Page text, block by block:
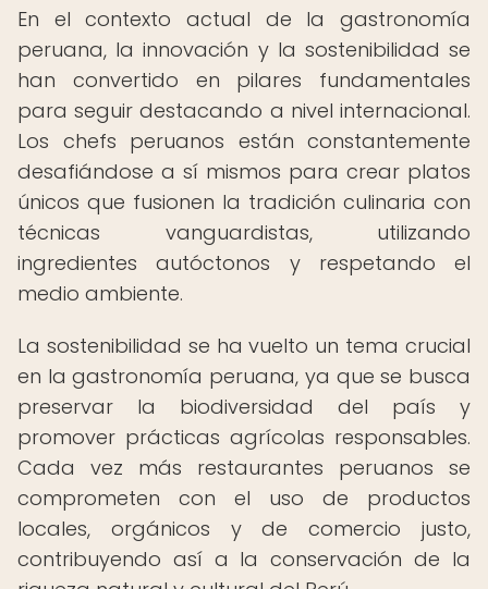
En el contexto actual de la gastronomía
peruana, la innovación y la sostenibilidad se
han convertido en pilares fundamentales
para seguir destacando a nivel internacional.
Los chefs peruanos están constantemente
desafiándose a sí mismos para crear platos
únicos que fusionen la tradición culinaria con
técnicas vanguardistas, utilizando
ingredientes autóctonos y respetando el
medio ambiente.
La sostenibilidad se ha vuelto un tema crucial
en la gastronomía peruana, ya que se busca
preservar la biodiversidad del país y
promover prácticas agrícolas responsables.
Cada vez más restaurantes peruanos se
comprometen con el uso de productos
locales, orgánicos y de comercio justo,
contribuyendo así a la conservación de la